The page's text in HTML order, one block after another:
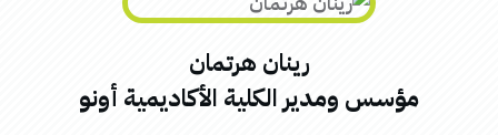
رينان هرتمان
مؤسس ومدير الكلية الأكاديمية أونو